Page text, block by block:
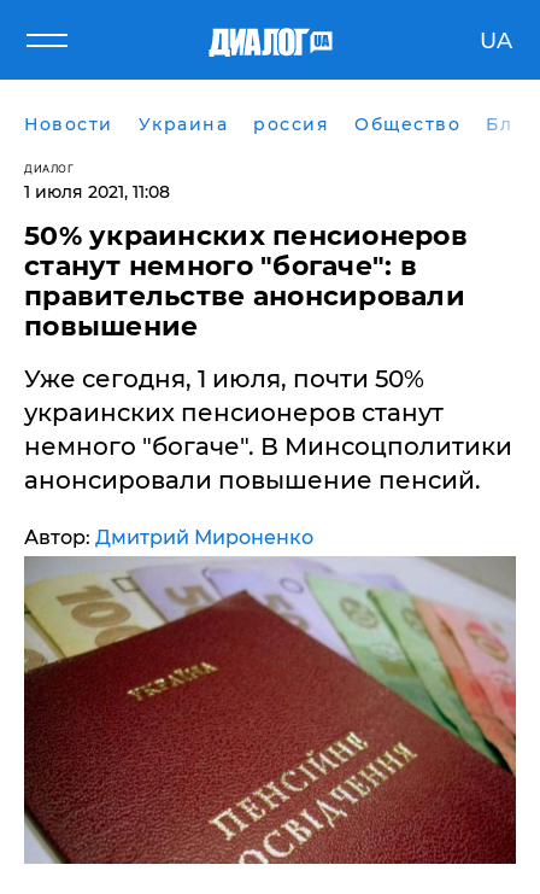
UA
Новости Украина россия Общество
ДИАЛОГ
1 июля 2021, 11:08
​50% украинских пенсионеров
станут немного "богаче": в
правительстве анонсировали
повышение
Уже сегодня, 1 июля, почти 50%
украинских пенсионеров станут
немного "богаче". В Минсоцполитики
анонсировали повышение пенсий.
Автор: Дмитрий Мироненко